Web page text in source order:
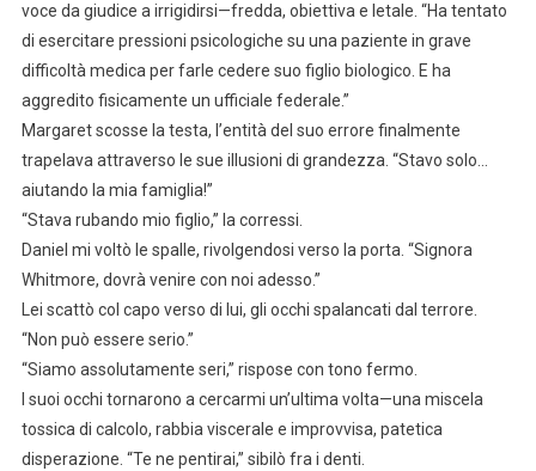
voce da giudice a irrigidirsi—fredda, obiettiva e letale. “Ha tentato
di esercitare pressioni psicologiche su una paziente in grave
difficoltà medica per farle cedere suo figlio biologico. E ha
aggredito fisicamente un ufficiale federale.”
Margaret scosse la testa, l’entità del suo errore finalmente
trapelava attraverso le sue illusioni di grandezza. “Stavo solo…
aiutando la mia famiglia!”
“Stava rubando mio figlio,” la corressi.
Daniel mi voltò le spalle, rivolgendosi verso la porta. “Signora
Whitmore, dovrà venire con noi adesso.”
Lei scattò col capo verso di lui, gli occhi spalancati dal terrore.
“Non può essere serio.”
“Siamo assolutamente seri,” rispose con tono fermo.
I suoi occhi tornarono a cercarmi un’ultima volta—una miscela
tossica di calcolo, rabbia viscerale e improvvisa, patetica
disperazione. “Te ne pentirai,” sibilò fra i denti.